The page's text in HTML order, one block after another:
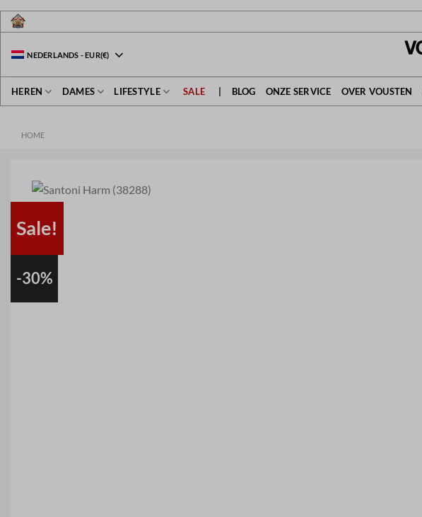
Ga
naar
NEDERLANDS -EUR(€)
HEREN DAMES LIFESTYLE SALE BLOG ONZE SERVICE OVER VOUSTEN
HOME
Sale!
-30%